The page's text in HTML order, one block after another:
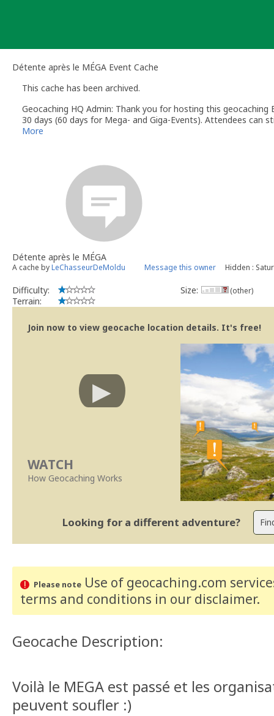
Détente après le MÉGA Event Cache
This cache has been archived.
Geocaching HQ Admin: Thank you for hosting this
30 days (60 days for Mega- and Giga-Events). Attendees can
More
Détente après le MÉGA
A cache byLeChasseurDeMoldu Message this owner Hidden :
Difficulty:
Terrain:
Size: (other)
Join now to view geocache location details. It's free!
WATCH
How Geocaching Works
Looking for a different adventure?
Please noteUse of geocaching.com
terms and conditions in our disclaimer.
Geocache Description:
Voilà le MEGA est passé et les
peuvent soufler :)